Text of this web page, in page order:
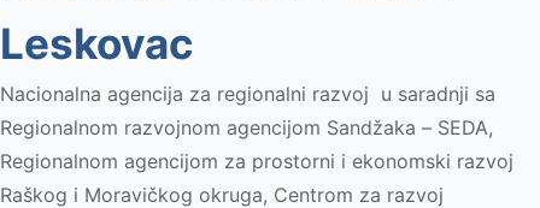
Leskovac
Nacionalna agencija za regionalni razvoj u saradnji sa
Regionalnom razvojnom agencijom Sandžaka – SEDA,
Regionalnom agencijom za prostorni i ekonomski razvoj
Raškog i Moravičkog okruga, Centrom za razvoj